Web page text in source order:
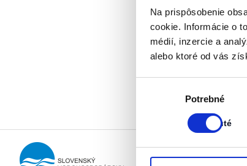
Na prispôsobenie
cookie. Informácie o
médií, inzercie a
alebo ktoré od vás
Potrebné
Zapnuté
Stav:
Zapnuté